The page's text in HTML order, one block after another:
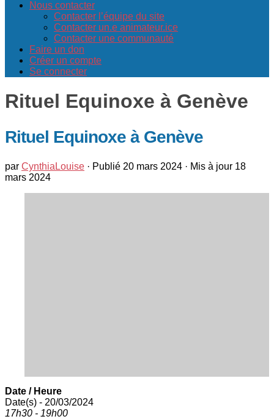
Nous contacter
Contacter l’équipe du site
Contacter un.e animateur.ice
Contacter une communauté
Faire un don
Créer un compte
Se connecter
Rituel Equinoxe à Genève
Rituel Equinoxe à Genève
par CynthiaLouise · Publié 20 mars 2024 · Mis à jour 18
mars 2024
Date / Heure
Date(s) - 20/03/2024
17h30 - 19h00